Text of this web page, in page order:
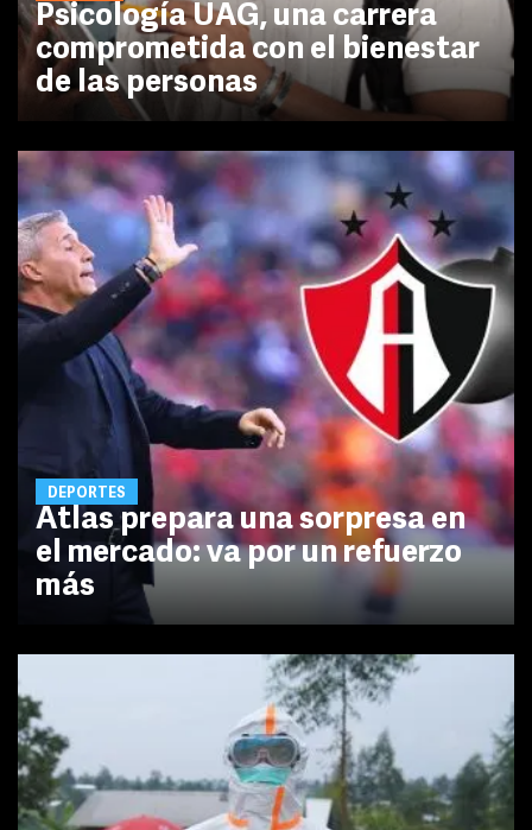
Psicología UAG, una carrera
comprometida con el bienestar
de las personas
DEPORTES
Atlas prepara una sorpresa en
el mercado: va por un refuerzo
más